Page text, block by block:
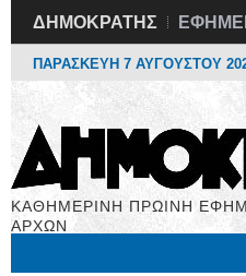
ΔΗΜΟΚΡΑΤΗΣ
ΠΑΡΑΣΚΕΥΗ 7 ΑΥΓΟΥΣΤΟΥ
ΚΑΘΗΜΕΡΙΝΗ ΠΡΩΙΝΗ
ΑΡΧΩΝ